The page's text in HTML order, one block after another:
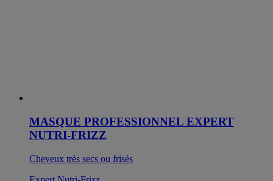
MASQUE PROFESSIONNEL EXPERT
NUTRI-FRIZZ
Cheveux très secs ou frisés